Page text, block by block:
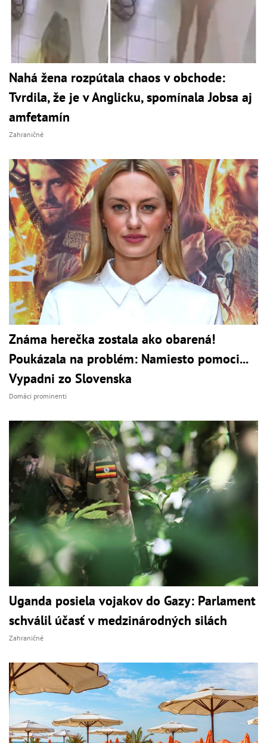
Nahá žena rozpútala chaos v obchode:
Tvrdila, že je v Anglicku, spomínala Jobsa aj
amfetamín
Zahraničné
Známa herečka zostala ako obarená!
Poukázala na problém: Namiesto pomoci...
Vypadni zo Slovenska
Domáci prominenti
Uganda posiela vojakov do Gazy: Parlament
schválil účasť v medzinárodných silách
Zahraničné